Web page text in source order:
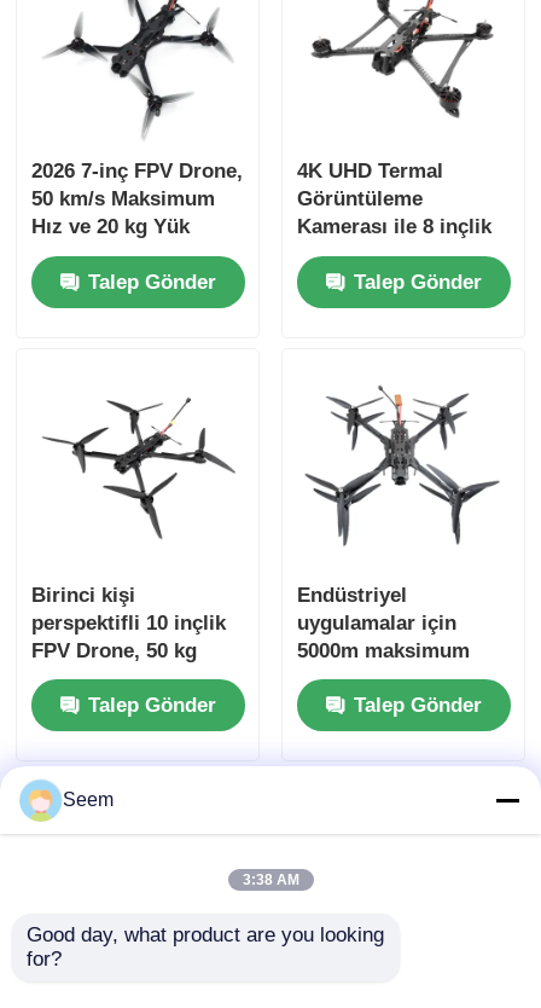
2026 7-inç FPV Drone,
50 km/s Maksimum
Hız ve 20 kg Yük
Kapasitesi ile
Endüstriyel
Uygulamalar İçin
Talep Gönder
4K UHD Termal
Görüntüleme
Kamerası ile 8 inçlik
FPV Drone 50 kg yük
ağırlığı ve 20 km
maksimum uçuş
Talep Gönder
Birinci kişi
perspektifli 10 inçlik
FPV Drone, 50 kg
yararlı yük ve
maksimum uçuş
mesafesi 20 km.
Talep Gönder
Endüstriyel
uygulamalar için
5000m maksimum
uçuş yüksekliği 156
KM/s hızı ve 20km
menzili olan FPV
Drone
Talep Gönder
Seem
3:38 AM
Good day, what product are you looking
for?